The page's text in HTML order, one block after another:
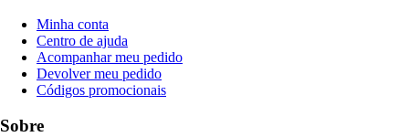
Minha conta
Centro de ajuda
Acompanhar meu pedido
Devolver meu pedido
Códigos promocionais
Sobre